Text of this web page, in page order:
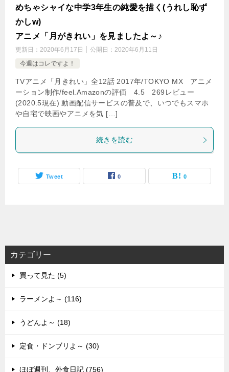
めちゃシャイな中学3年生の純愛を描く(うれし恥ず
かしw)
アニメ「月がきれい」を見ましたよ～♪
更新日： 2020年6月17日 公開日： 2020年6月11日
今週はコレですよ！
TVアニメ「月きれい」全12話 2017年/TOKYO MX アニメ
ーション制作/feel.Amazonの評価 4.5 269レビュー
(2020.5現在) 動画配信サービスの普及で、いつでもスマホ
や自宅で映画やアニメを気 […]
続きを読む
Tweet 0 0
カテゴリー
買って見た (5)
ラーメンよ～ (116)
うどんよ～ (18)
定食・ドンブリよ～ (30)
ほぼ週刊、外食日記 (756)